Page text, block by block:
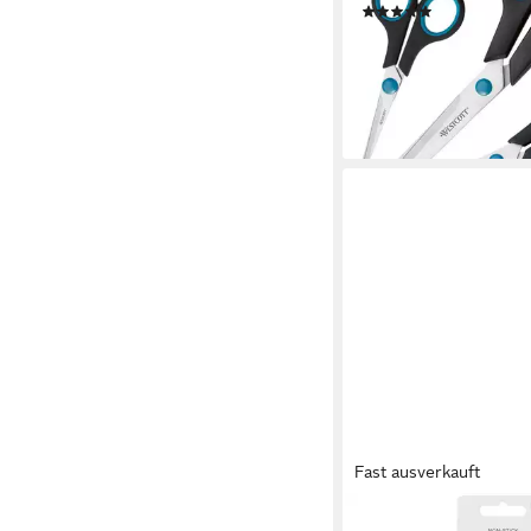
(22)
6,19 €
lieferbar - in 2-3
Fast ausverkauft